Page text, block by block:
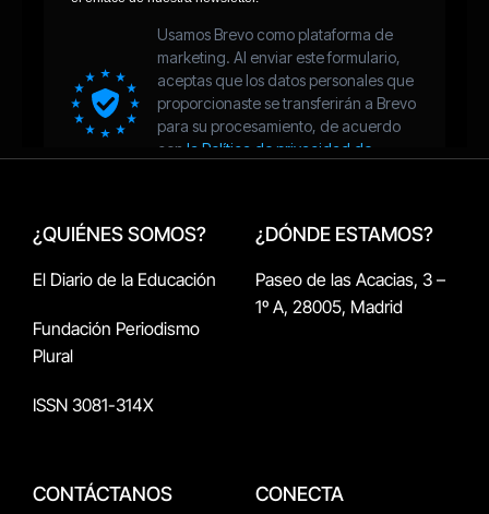
¿QUIÉNES SOMOS?
El Diario de la Educación
Fundación Periodismo
Plural
ISSN 3081-314X
¿DÓNDE ESTAMOS?
Paseo de las Acacias, 3 –
1º A, 28005, Madrid
CONTÁCTANOS CONECTA